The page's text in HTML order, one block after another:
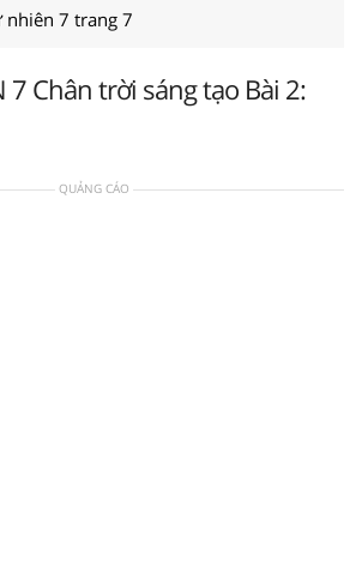
nhiên 7 trang 7
7 Chân trời sáng tạo Bài 2:
QUẢNG CÁO